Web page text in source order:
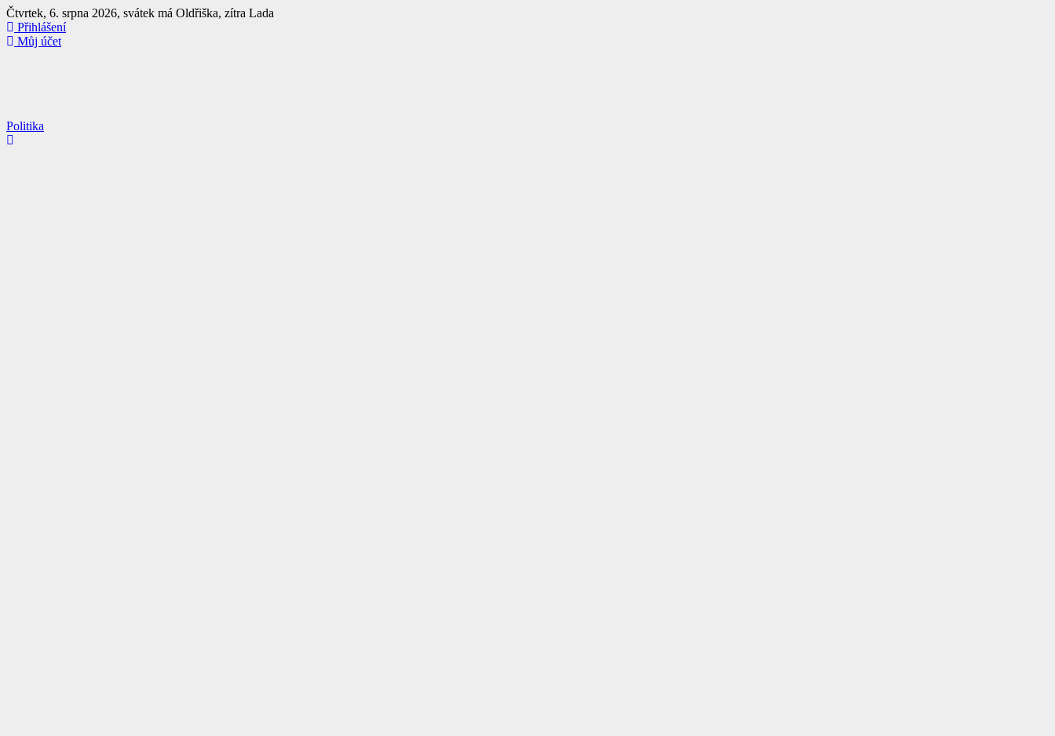
Přejít
k
obsahu
Čtvrtek, 6. srpna 2026, svátek má Oldřiška, zítra Lada
Přihlášení
Můj účet
Politika